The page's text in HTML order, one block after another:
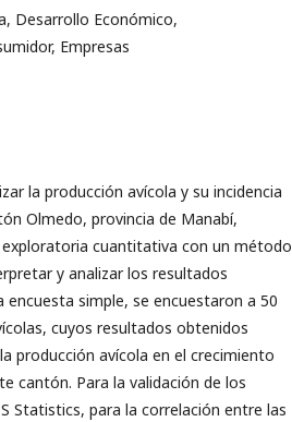
Desarrollo Económico,
Empresas
la producción avícola y su incidencia
Olmedo, provincia de Manabí,
cuantitativa con un método
y analizar los resultados
simple, se encuestaron a 50
cuyos resultados obtenidos
producción avícola en el crecimiento
cantón. Para la validación de los
Statistics, para la correlación entre las